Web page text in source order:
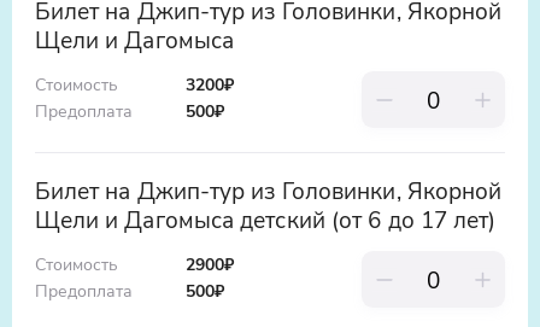
ущелье манит туристов своей
мистической атмосферой. Причудливые
скалы, густые заросли и журчание ручья
создают ощущение, будто вы попали в
Кавказская кухня и дегустации
Завершится путешествие настоящим
гастрономическим праздником! Вас
ждут блюда кавказской кухни – сочные
Бесплатная отмена возможна за 48 часов
до начала экскурсии.
Билет на Джип-тур из Головинки, Якорной
Щели и Дагомыса
Стоимость
Предоплата
3200₽
500₽
Билет на Джип-тур из Головинки, Якорной
Щели и Дагомыса детский (от 6 до 17 лет)
Стоимость
Предоплата
2900₽
500₽